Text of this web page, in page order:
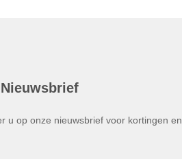
u op onze nieuwsbrief voor kortingen en